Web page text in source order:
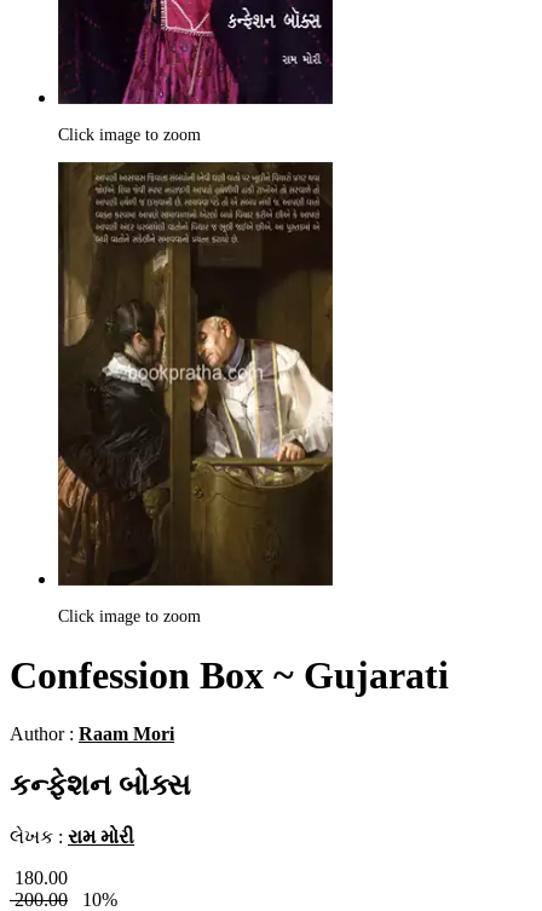
Click image to zoom
Click image to zoom
Confession Box ~ Gujarati
Author : Raam Mori
કન્ફેશન બોક્સ
લેખક : રામ મોરી
180.00
200.00
10%